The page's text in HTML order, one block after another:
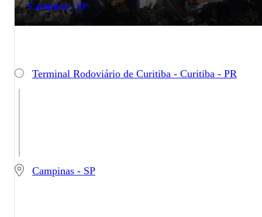
Campinas - SP
Terminal Rodoviário de Curitiba - Curitiba - PR
Campinas - SP